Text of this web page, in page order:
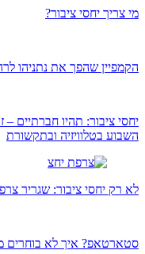
מי צריך יחסי ציבור?
הקמפיין שהפך את נתניהו
יחסי ציבור: תהיו חברתיים
השבוע בטלוויזיה ובתקשורת
לא רק יחסי ציבור: שגריר
סטארטאפ? איך לא בוחרים